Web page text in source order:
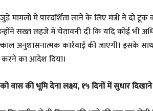
मामलों में पारदर्शिता लाने के लिए मंत्री ने दो
सख्त लहजे में चेतावनी दी कि यदि कोई
अनुशासनात्मक कार्रवाई की जाएगी। इसके
करने का आदेश दिया।
वास की भूमि देना लक्ष्य, १५ दिनों में सुधार